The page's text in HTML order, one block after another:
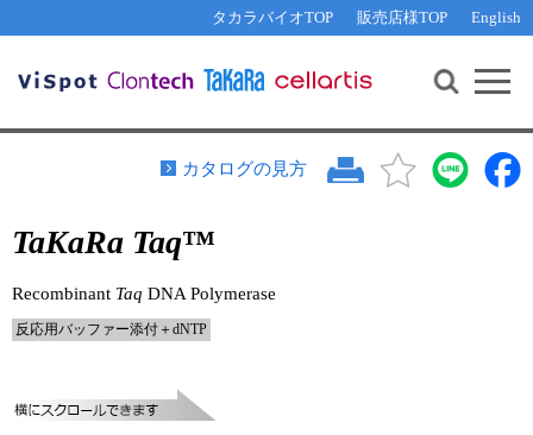
タカラバイオTOP 販売店様TOP English
機能解析・サイレンシング
PCR・等温増幅
リアルタイムPCR（qPCR）
装置・ソフトウェア
その他 ライセンスに関するご相談
遺伝子組換え生物該当製品
研究支援ツール
Cut-Site Navigator 制限酵素切断サイトの検索
In-Fusion Cloning プライマー設計
抗体検索サイト
リアルタイムPCR（インターカレーター法）
プライマー検索・注文
お問い合わせ WEB会員登録
カタログの見方
TaKaRa Taq™
Recombinant Taq DNA Polymerase
反応用バッファー添付＋dNTP